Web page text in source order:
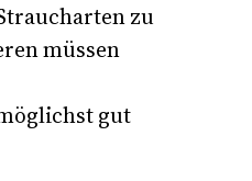
zu
müssen
gut